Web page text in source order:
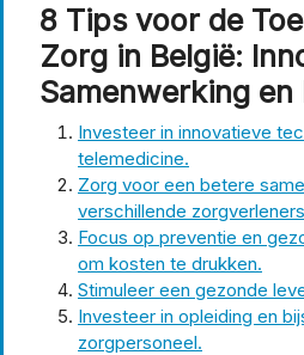
8 Tips voor de
Zorg in België:
Samenwerking en
Investeer in innovatieve
telemedicine.
Zorg voor een betere
verschillende
Focus op preventie en
om kosten te drukken.
Stimuleer een gezonde
Investeer in opleiding en
zorgpersoneel.